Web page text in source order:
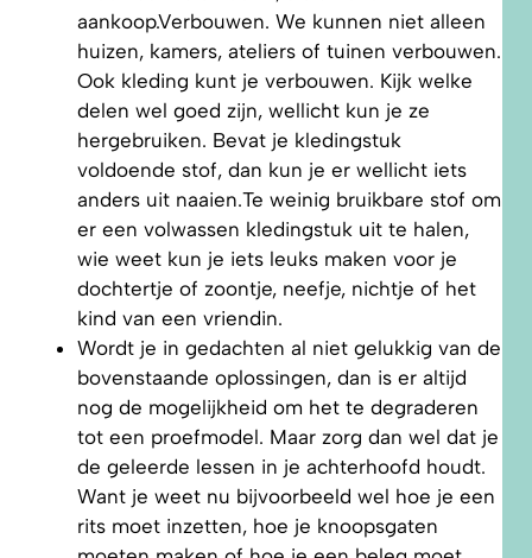
aankoop.Verbouwen. We kunnen niet alleen
huizen, kamers, ateliers of tuinen verbouwen.
Ook kleding kunt je verbouwen. Kijk welke
delen wel goed zijn, wellicht kun je ze
hergebruiken. Bevat je kledingstuk
voldoende stof, dan kun je er wellicht iets
anders uit naaien.Te weinig bruikbare stof om
er een volwassen kledingstuk uit te halen,
wie weet kun je iets leuks maken voor je
dochtertje of zoontje, neefje, nichtje of het
kind van een vriendin.
Wordt je in gedachten al niet gelukkig van de
bovenstaande oplossingen, dan is er altijd
nog de mogelijkheid om het te degraderen
tot een proefmodel. Maar zorg dan wel dat je
de geleerde lessen in je achterhoofd houdt.
Want je weet nu bijvoorbeeld wel hoe je een
rits moet inzetten, hoe je knoopsgaten